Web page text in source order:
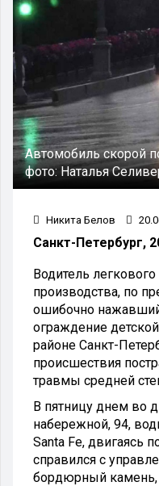
Автомобиль скорой
фото: Наталья
Никита Белов
Санкт-Петербург,
Водитель
производства, по
ошибочно
ограждение
районе Санкт-
происшествия
травмы средней
В пятницу днем во
набережной, 94,
Santa Fe, двигаясь
справился с
бордюрный камень,